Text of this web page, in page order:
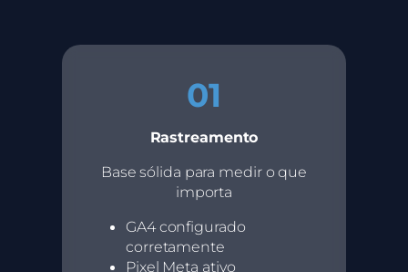
01
Rastreamento
Base sólida para medir o que
importa
GA4 configurado
corretamente
Pixel Meta ativo